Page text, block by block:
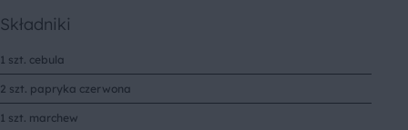
Składniki
1 szt. cebula
2 szt. papryka czerwona
1 szt. marchew